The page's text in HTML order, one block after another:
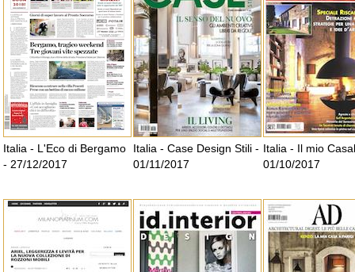
Italia - L'Eco di Bergamo
- 27/12/2017
Italia - Case Design Stili -
01/11/2017
Italia - Il mio
01/10/2017